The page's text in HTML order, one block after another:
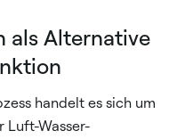
als Alternative
handelt es sich um
Luft-Wasser-